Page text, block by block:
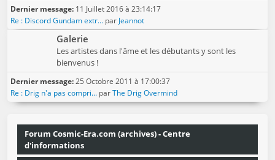
Dernier message: 11 Juillet 2016 à 23:14:17
Re : Discord Gundam extr... par Jeannot
Galerie
Les artistes dans l'âme et les débutants y sont les
bienvenus !
Dernier message:25 Octobre 2011 à 17:00:37
Re : Drig n'a pas compri... parThe Drig Overmind
Forum Cosmic-Era.com (archives) - Centre
d'informations